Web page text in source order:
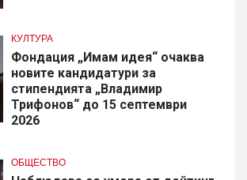
КУЛТУРА
Фондация „Имам идея“ очаква
новите кандидатури за
стипендията „Владимир
Трифонов“ до 15 септември
2026
ОБЩЕСТВО